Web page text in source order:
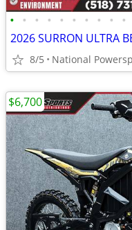
• • • • • • • • • •
2026 SURRON ULTRA
8/5 National
$6,700